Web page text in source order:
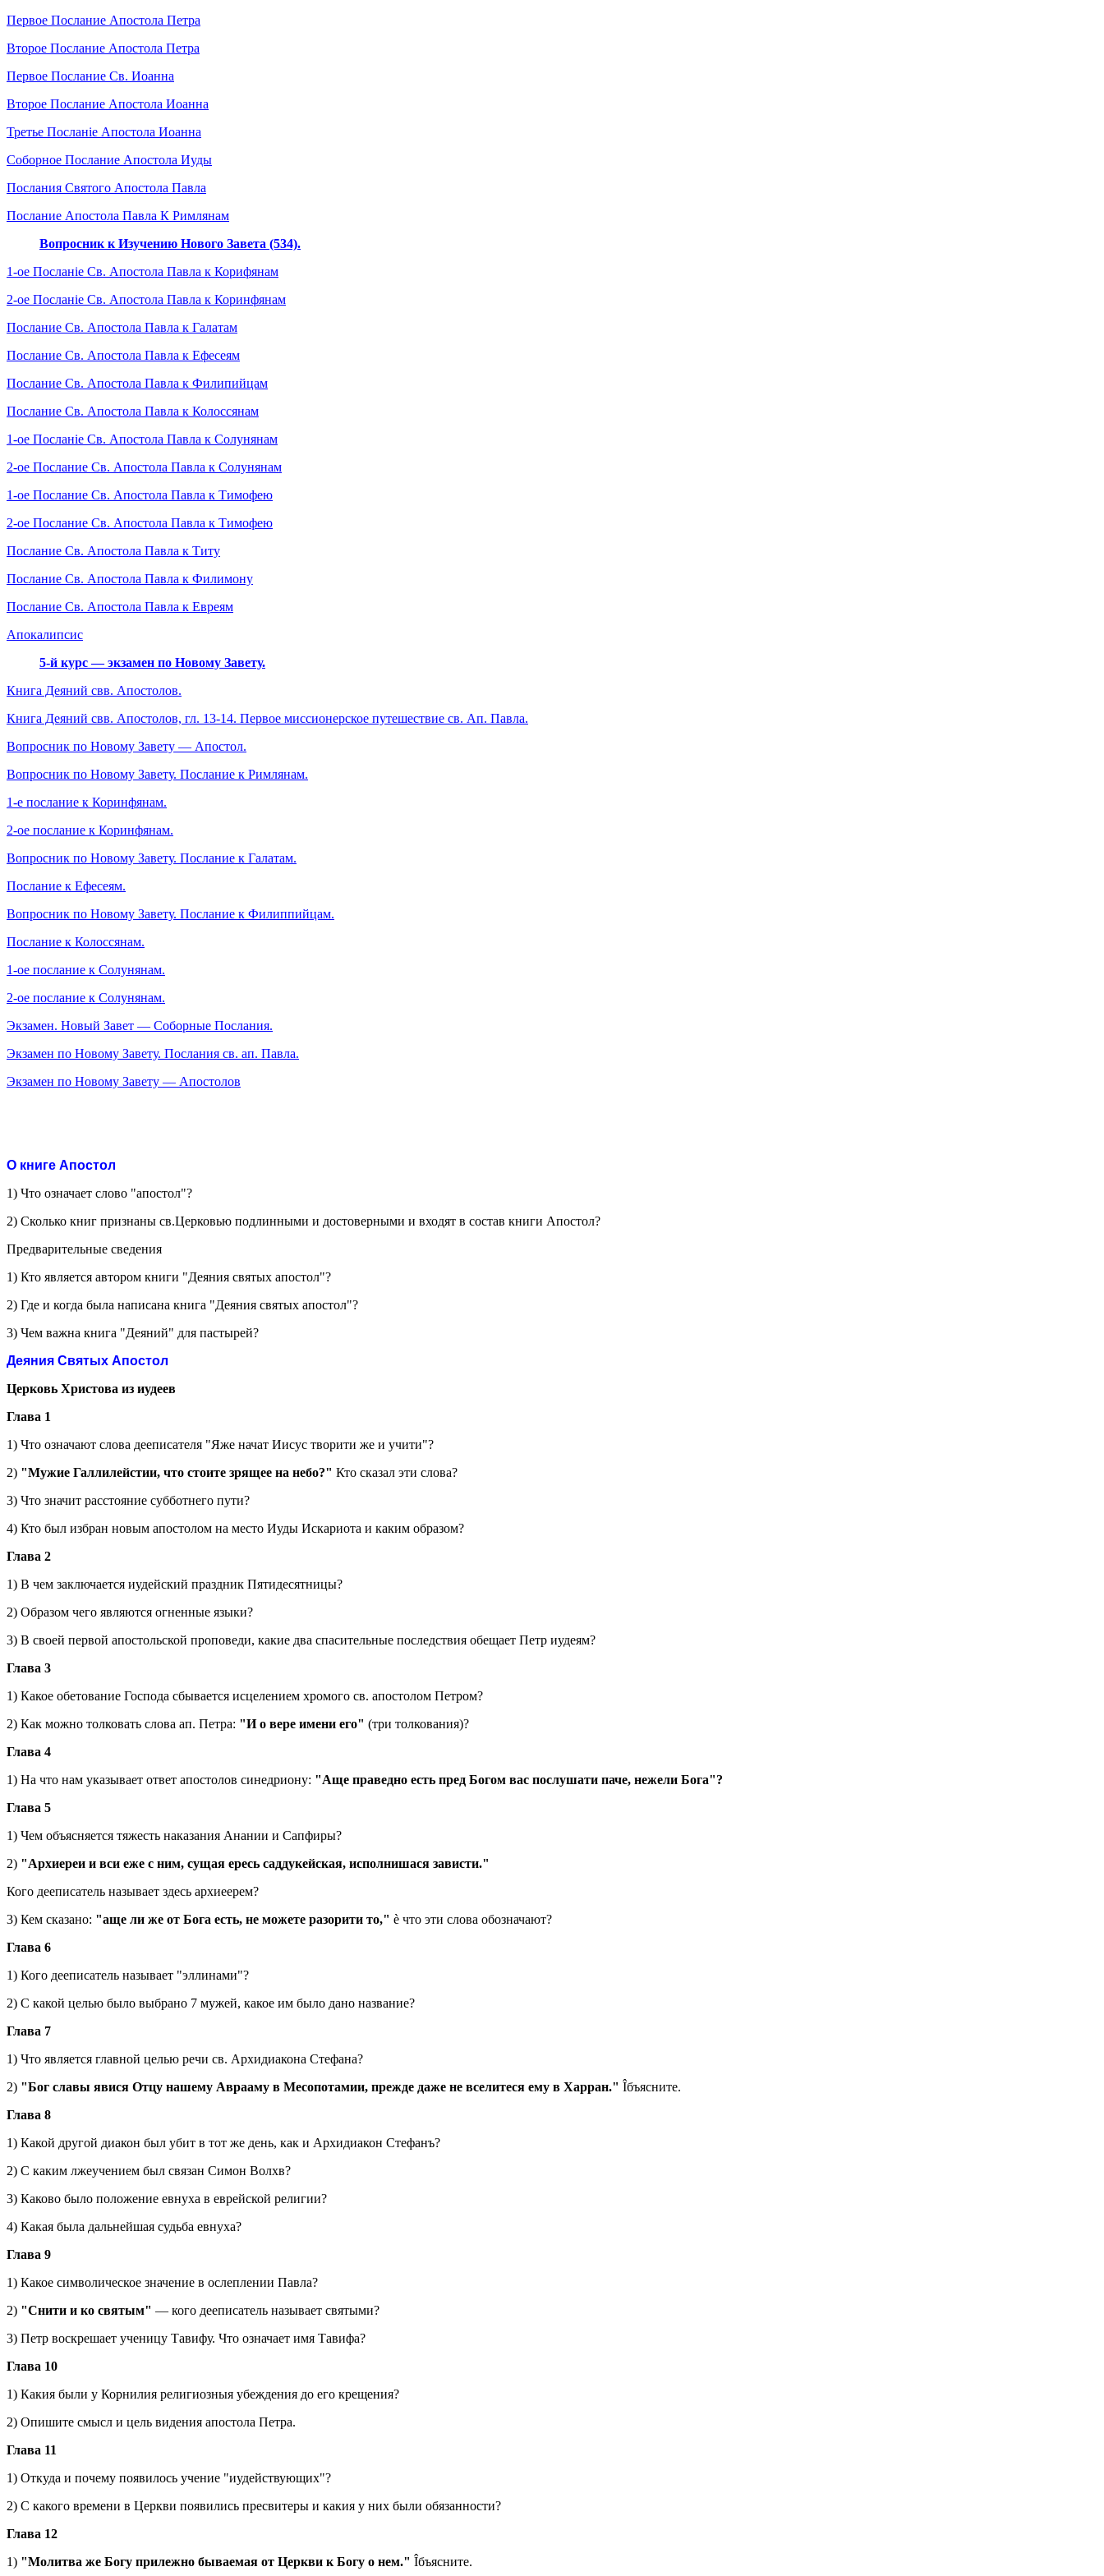
Первое Послание Апостола Петра
Второе Послание Апостола Петра
Первое Послание Св. Иоанна
Второе Послание Апостола Иоанна
Третье Посланіе Апостола Иоанна
Соборное Послание Апостола Иуды
Послания Святого Апостола Павла
Послание Апостола Павла К Римлянам
Вопросник к Изучению Нового Завета (534).
1-ое Посланіе Св. Апостола Павла к Корифянам
2-ое Посланіе Св. Апостола Павла к Коринфянам
Послание Св. Апостола Павла к Галатам
Послание Св. Апостола Павла к Ефесеям
Послание Св. Апостола Павла к Филипийцам
Послание Св. Апостола Павла к Колоссянам
1-ое Посланіе Св. Апостола Павла к Солунянам
2-ое Послание Св. Апостола Павла к Солунянам
1-ое Послание Св. Апостола Павла к Тимофею
2-ое Послание Св. Апостола Павла к Тимофею
Послание Св. Апостола Павла к Титу
Послание Св. Апостола Павла к Филимону
Послание Св. Апостола Павла к Евреям
Апокалипсис
5-й курс — экзамен по Новому Завету.
Книга Деяний свв. Апостолов.
Книга Деяний свв. Апостолов, гл. 13-14. Первое миссионерское путешествие св. Ап. Павла.
Вопросник по Новому Завету — Апостол.
Вопросник по Новому Завету. Послание к Римлянам.
1-е послание к Коринфянам.
2-ое послание к Коринфянам.
Вопросник по Новому Завету. Послание к Галатам.
Послание к Ефесеям.
Вопросник по Новому Завету. Послание к Филиппийцам.
Послание к Колоссянам.
1-ое послание к Солунянам.
2-ое послание к Солунянам.
Экзамен. Новый Завет — Соборные Послания.
Экзамен по Новому Завету. Послания св. ап. Павла.
Экзамен по Новому Завету — Апостолов
О книге Апостол
1) Что означает слово "апостол"?
2) Сколько книг признаны св.Церковью подлинными и достоверными и входят в состав книги Апостол?
Предварительные сведения
1) Кто является автором книги "Деяния святых апостол"?
2) Где и когда была написана книга "Деяния святых апостол"?
3) Чем важна книга "Деяний" для пастырей?
Деяния Святых Апостол
Церковь Христова из иудеев
Глава 1
1) Что означают слова дееписателя "Яже начат Иисус творити же и учити"?
2) "Мужие Галлилейстии, что стоите зрящее на небо?" Кто сказал эти слова?
3) Что значит расстояние субботнего пути?
4) Кто был избран новым апостолом на место Иуды Искариота и каким образом?
Глава 2
1) В чем заключается иудейский праздник Пятидесятницы?
2) Образом чего являются огненные языки?
3) В своей первой апостольской проповеди, какие два спасительные последствия обещает Петр иудеям?
Глава 3
1) Какое обетование Господа сбывается исцелением хромого св. апостолом Петром?
2) Как можно толковать слова ап. Петра: "И о вере имени его" (три толкования)?
Глава 4
1) На что нам указывает ответ апостолов синедриону: "Аще праведно есть пред Богом вас послушати паче, нежели Бога"?
Глава 5
1) Чем объясняется тяжесть наказания Анании и Сапфиры?
2) "Архиереи и вси еже с ним, сущая ересь саддукейская, исполнишася зависти."
Кого дееписатель называет здесь архиеерем?
3) Кем сказано: "аще ли же от Бога есть, не можете разорити то," è что эти слова обозначают?
Глава 6
1) Кого дееписатель называет "эллинами"?
2) С какой целью было выбрано 7 мужей, какое им было дано название?
Глава 7
1) Что является главной целью речи св. Архидиакона Стефана?
2) "Бог славы явися Отцу нашему Аврааму в Месопотамии, прежде даже не вселитеся ему в Харран." Îбъясните.
Глава 8
1) Какой другой диакон был убит в тот же день, как и Архидиакон Стефанъ?
2) С каким лжеучением был связан Симон Волхв?
3) Каково было положение евнуха в еврейской религии?
4) Какая была дальнейшая судьба евнуха?
Глава 9
1) Какое символическое значение в ослеплении Павла?
2) "Снити и ко святым" — кого дееписатель называет святыми?
3) Петр воскрешает ученицу Тавифу. Что означает имя Тавифа?
Глава 10
1) Какия были у Корнилия религиозныя убеждения до его крещения?
2) Опишите смысл и цель видения апостола Петра.
Глава 11
1) Откуда и почему появилось учение "иудействующих"?
2) С какого времени в Церкви появились пресвитеры и какия у них были обязанности?
Глава 12
1) "Молитва же Богу прилежно бываемая от Церкви к Богу о нем." Îбъясните.